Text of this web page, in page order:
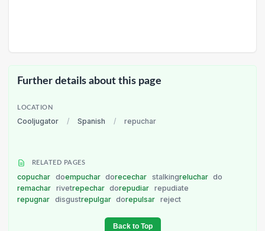
Further details about this page
LOCATION
Cooljugator / Spanish / repuchar
RELATED PAGES
copuchar doempuchar dorecechar stalkingreluchar do
remachar rivetrepechar dorepudiar repudiate
repugnar disgustrepulgar dorepulsar reject
Back to Top